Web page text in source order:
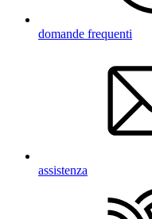
domande frequenti
assistenza